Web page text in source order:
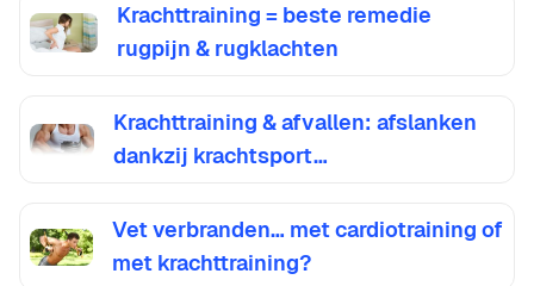
Krachttraining = beste remedie
rugpijn & rugklachten
Krachttraining & afvallen: afslanken
dankzij krachtsport…
Vet verbranden… met cardiotraining of
met krachttraining?